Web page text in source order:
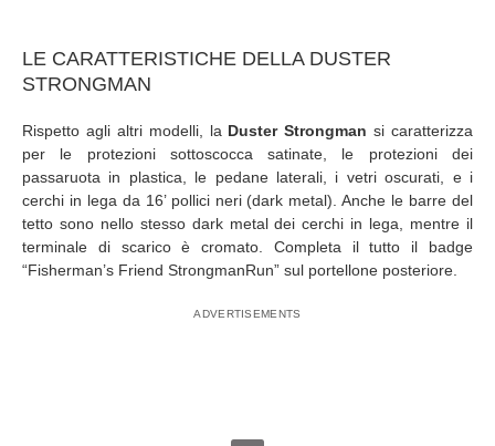
LE CARATTERISTICHE DELLA DUSTER
STRONGMAN
Rispetto agli altri modelli, la Duster Strongman si caratterizza
per le protezioni sottoscocca satinate, le protezioni dei
passaruota in plastica, le pedane laterali, i vetri oscurati, e i
cerchi in lega da 16’ pollici neri (dark metal). Anche le barre del
tetto sono nello stesso dark metal dei cerchi in lega, mentre il
terminale di scarico è cromato. Completa il tutto il badge
“Fisherman’s Friend StrongmanRun” sul portellone posteriore.